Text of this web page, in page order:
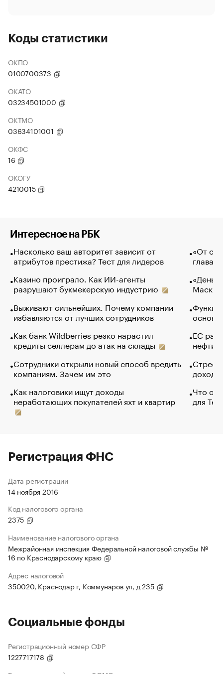
Коды статистики
ОКПО
0100700373
ОКАТО
03234501000
ОКТМО
03634101001
ОКФС
16
ОКОГУ
4210015
Интересное на РБК
Насколько ваш авторитет зависит от
атрибутов престижа? Тест для лидеров
Казино проиграло. Как ИИ-агенты
разрушают букмекерскую индустрию
Выживают сильнейших. Почему компании
избавляются от лучших сотрудников
Как банк Wildberries резко нарастил
кредиты селлерам до атак на склады
Сотрудники открыли новый способ вредить
компаниям. Зачем им это
Как налоговики ищут доходы
неработающих покупателей яхт и квартир
«От
глава
Маск в
основ
ЕС
нефти
Что
для
Регистрация ФНС
Дата регистрации
14 ноября 2016
Код налогового органа
2375
Наименование налогового органа
Межрайонная инспекция Федеральной налоговой службы №
16 по Краснодарскому краю
Адрес налоговой
350020, Краснодар г, Коммунаров ул, д 235
Социальные фонды
Регистрационный номер СФР
1227717178